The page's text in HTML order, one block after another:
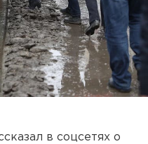
в соцсетях о